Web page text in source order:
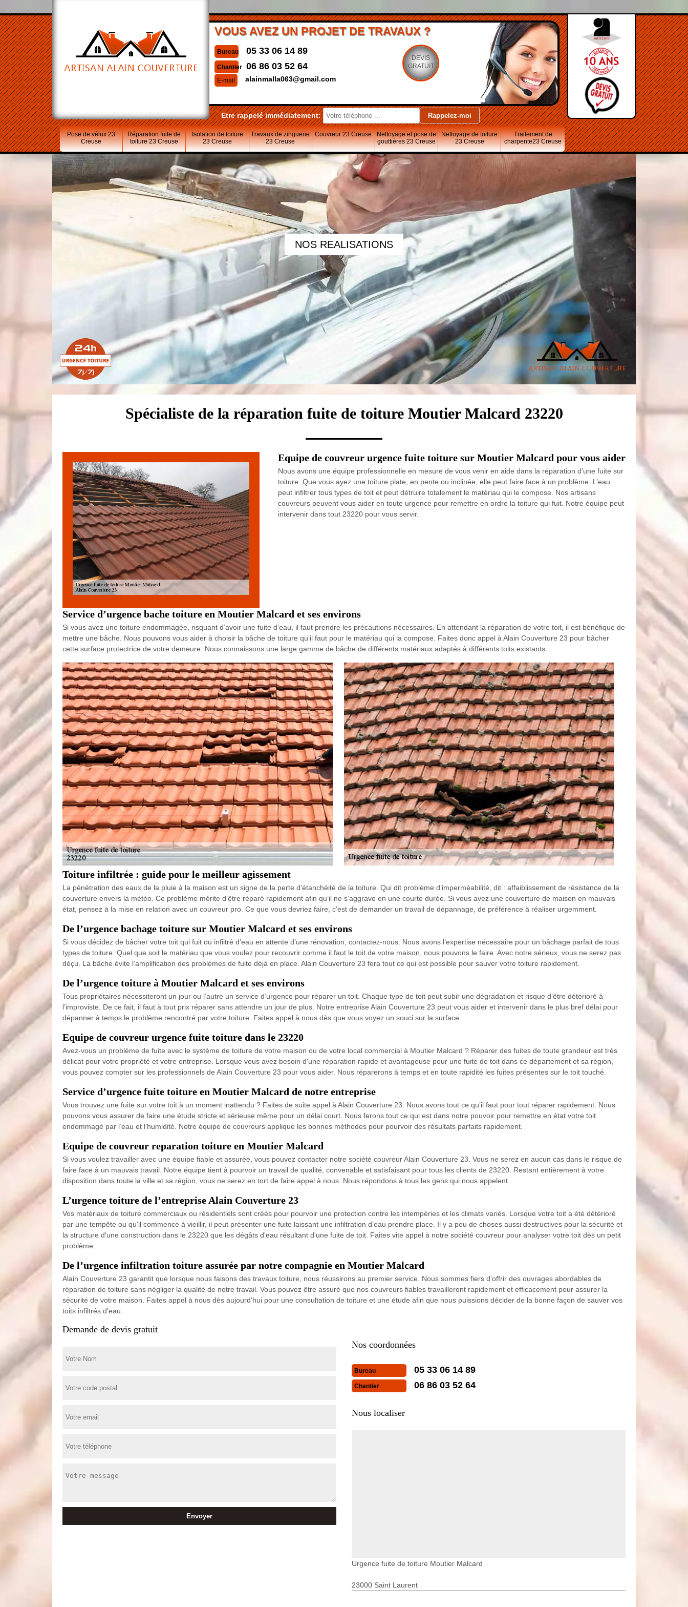
VOUS AVEZ UN PROJET DE TRAVAUX ?
Bureau 05 33 06 14 89
Chantier 06 86 03 52 64
E-mail alainmalla063@gmail.com
DEVIS
GRATUIT
Etre rappelé immédiatement:
Pose de vélux 23
Creuse
Réparation fuite de
toiture 23 Creuse
Isolation de toiture
23 Creuse
Travaux de zinguerie
23 Creuse
Couvreur 23 Creuse
Nettoyage et pose de
gouttières 23 Creuse
Nettoyage de toiture
23 Creuse
Traitement de
charpente23 Creuse
NOS REALISATIONS
Spécialiste de la réparation fuite de toiture Moutier Malcard 23220
Equipe de couvreur urgence fuite toiture sur Moutier Malcard pour vous aider
Nous avons une équipe professionnelle en mesure de vous venir en aide dans la réparation d’une fuite sur
toiture. Que vous ayez une toiture plate, en pente ou inclinée, elle peut faire face à un problème. L’eau
peut infiltrer tous types de toit et peut détruire totalement le matériau qui le compose. Nos artisans
couvreurs peuvent vous aider en toute urgence pour remettre en ordre la toiture qui fuit. Notre équipe peut
intervenir dans tout 23220 pour vous servir.
Service d’urgence bache toiture en Moutier Malcard et ses environs
Si vous avez une toiture endommagée, risquant d’avoir une fuite d’eau, il faut prendre les précautions nécessaires. En attendant la réparation de votre toit, il est bénéfique de
mettre une bâche. Nous pouvons vous aider à choisir la bâche de toiture qu’il faut pour le matériau qui la compose. Faites donc appel à Alain Couverture 23 pour bâcher
cette surface protectrice de votre demeure. Nous connaissons une large gamme de bâche de différents matériaux adaptés à différents toits existants.
Toiture infiltrée : guide pour le meilleur agissement
La pénétration des eaux de la pluie à la maison est un signe de la perte d’étanchéité de la toiture. Qui dit problème d’imperméabilité, dit : affaiblissement de résistance de la
couverture envers la météo. Ce problème mérite d’être réparé rapidement afin qu’il ne s’aggrave en une courte durée. Si vous avez une couverture de maison en mauvais
état, pensez à la mise en relation avec un couvreur pro. Ce que vous devriez faire, c’est de demander un travail de dépannage, de préférence à réaliser urgemment.
De l’urgence bachage toiture sur Moutier Malcard et ses environs
Si vous décidez de bâcher votre toit qui fuit ou infiltré d’eau en attente d’une rénovation, contactez-nous. Nous avons l’expertise nécessaire pour un bâchage parfait de tous
types de toiture. Quel que soit le matériau que vous voulez pour recouvrir comme il faut le toit de votre maison, nous pouvons le faire. Avec notre sérieux, vous ne serez pas
déçu. La bâche évite l’amplification des problèmes de fuite déjà en place. Alain Couverture 23 fera tout ce qui est possible pour sauver votre toiture rapidement.
De l’urgence toiture à Moutier Malcard et ses environs
Tous propriétaires nécessiteront un jour ou l’autre un service d’urgence pour réparer un toit. Chaque type de toit peut subir une dégradation et risque d’être détérioré à
l’improviste. De ce fait, il faut à tout prix réparer sans attendre un jour de plus. Notre entreprise Alain Couverture 23 peut vous aider et intervenir dans le plus bref délai pour
dépanner à temps le problème rencontré par votre toiture. Faites appel à nous dès que vous voyez un souci sur la surface.
Equipe de couvreur urgence fuite toiture dans le 23220
Avez-vous un problème de fuite avec le système de toiture de votre maison ou de votre local commercial à Moutier Malcard ? Réparer des fuites de toute grandeur est très
délicat pour votre propriété et votre entreprise. Lorsque vous avez besoin d'une réparation rapide et avantageuse pour une fuite de toit dans ce département et sa région,
vous pouvez compter sur les professionnels de Alain Couverture 23 pour vous aider. Nous réparerons à temps et en toute rapidité les fuites présentes sur le toit touché.
Service d’urgence fuite toiture en Moutier Malcard de notre entreprise
Vous trouvez une fuite sur votre toit à un moment inattendu ? Faites de suite appel à Alain Couverture 23. Nous avons tout ce qu’il faut pour tout réparer rapidement. Nous
pouvons vous assurer de faire une étude stricte et sérieuse même pour un délai court. Nous ferons tout ce qui est dans notre pouvoir pour remettre en état votre toit
endommagé par l’eau et l’humidité. Notre équipe de couvreurs applique les bonnes méthodes pour pourvoir des résultats parfaits rapidement.
Equipe de couvreur reparation toiture en Moutier Malcard
Si vous voulez travailler avec une équipe fiable et assurée, vous pouvez contacter notre société couvreur Alain Couverture 23. Vous ne serez en aucun cas dans le risque de
faire face à un mauvais travail. Notre équipe tient à pourvoir un travail de qualité, convenable et satisfaisant pour tous les clients de 23220. Restant entièrement à votre
disposition dans toute la ville et sa région, vous ne serez en tort de faire appel à nous. Nous répondons à tous les gens qui nous appelent.
L’urgence toiture de l’entreprise Alain Couverture 23
Vos matériaux de toiture commerciaux ou résidentiels sont créés pour pourvoir une protection contre les intempéries et les climats variés. Lorsque votre toit a été détérioré
par une tempête ou qu'il commence à vieillir, il peut présenter une fuite laissant une infiltration d’eau prendre place. Il y a peu de choses aussi destructives pour la sécurité et
la structure d'une construction dans le 23220 que les dégâts d'eau résultant d'une fuite de toit. Faites vite appel à notre société couvreur pour analyser votre toit dès un petit
problème.
De l’urgence infiltration toiture assurée par notre compagnie en Moutier Malcard
Alain Couverture 23 garantit que lorsque nous faisons des travaux toiture, nous réussirons au premier service. Nous sommes fiers d'offrir des ouvrages abordables de
réparation de toiture sans négliger la qualité de notre travail. Vous pouvez être assuré que nos couvreurs fiables travailleront rapidement et efficacement pour assurer la
sécurité de votre maison. Faites appel à nous dès aujourd'hui pour une consultation de toiture et une étude afin que nous puissions décider de la bonne façon de sauver vos
toits infiltrés d’eau.
Demande de devis gratuit
Nos coordonnées
Bureau 05 33 06 14 89
Chantier 06 86 03 52 64
Nous localiser
Urgence fuite de toiture Moutier Malcard
23000 Saint Laurent